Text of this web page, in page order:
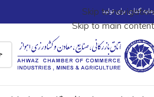
Skip to navigation
Skip to main content
گذاری برای تولید